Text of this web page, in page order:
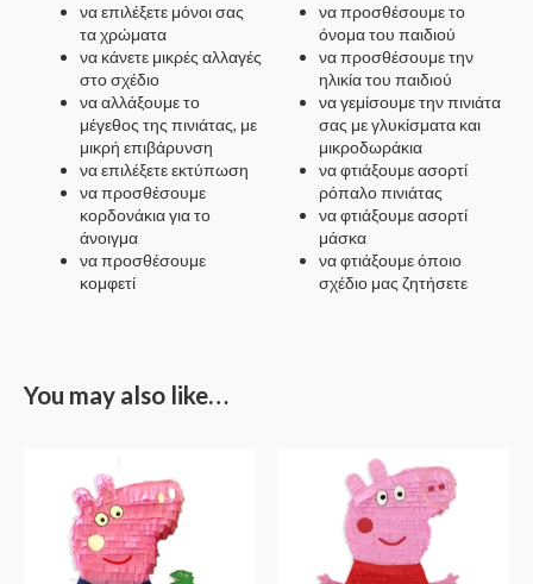
να επιλέξετε μόνοι σας
τα χρώματα
να κάνετε μικρές αλλαγές
στο σχέδιο
να αλλάξουμε το
μέγεθος της πινιάτας, με
μικρή επιβάρυνση
να επιλέξετε εκτύπωση
να προσθέσουμε
κορδονάκια για το
άνοιγμα
να προσθέσουμε
κομφετί
να προσθέσουμε το
όνομα του παιδιού
να προσθέσουμε την
ηλικία του παιδιού
να γεμίσουμε την πινιάτα
σας με γλυκίσματα και
μικροδωράκια
να φτιάξουμε ασορτί
ρόπαλο πινιάτας
να φτιάξουμε ασορτί
μάσκα
να φτιάξουμε όποιο
σχέδιο μας ζητήσετε
You may also like…